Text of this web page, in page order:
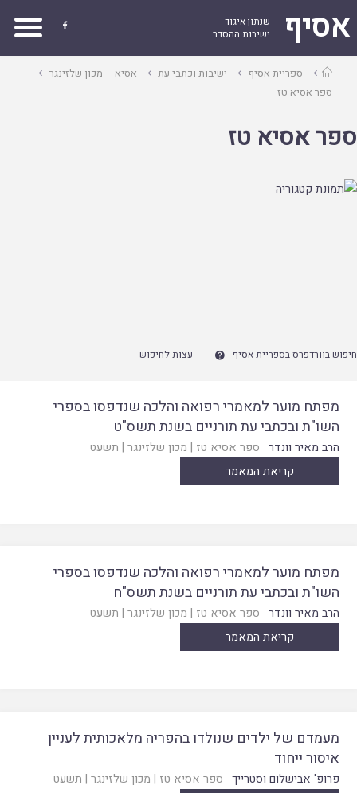
אסיף
שנתון איגוד
ישיבות ההסדר

עמוד
ראשי
ספריית אסיף ישיבות וכתבי עת
אסיא – מכון שלזינגר
ספר אסיא טז
ספר אסיא טז
חיפוש בוורדפרס בספריית אסיף  עצות לחיפוש
מפתח מוער למאמרי רפואה והלכה שנדפסו בספרי
השו"ת ובכתבי עת תורניים בשנת תשס"ט
הרב מאיר וונדר ספר אסיא טז | מכון שלזינגר | תשעט
קריאת המאמר
מפתח מוער למאמרי רפואה והלכה שנדפסו בספרי
השו"ת ובכתבי עת תורניים בשנת תשס"ח
הרב מאיר וונדר ספר אסיא טז | מכון שלזינגר | תשעט
קריאת המאמר
מעמדם של ילדים שנולדו בהפריה מלאכותית לעניין
איסור ייחוד
פרופ' אבישלום וסטרייך ספר אסיא טז | מכון שלזינגר | תשעט